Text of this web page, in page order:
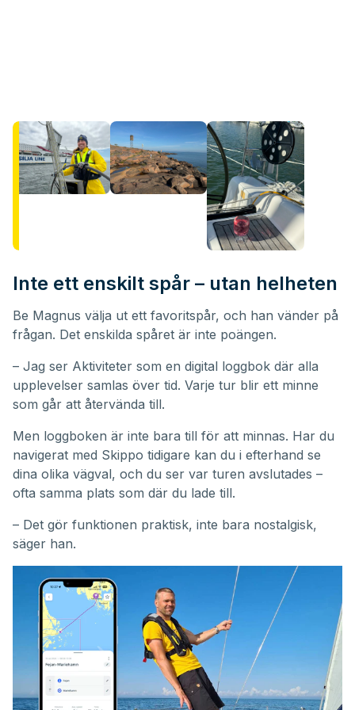
Inte ett enskilt spår – utan helheten
Be Magnus välja ut ett favoritspår, och han vänder på
frågan. Det enskilda spåret är inte poängen.
– Jag ser Aktiviteter som en digital loggbok där alla
upplevelser samlas över tid. Varje tur blir ett minne
som går att återvända till.
Men loggboken är inte bara till för att minnas. Har du
navigerat med Skippo tidigare kan du i efterhand se
dina olika vägval, och du ser var turen avslutades –
ofta samma plats som där du lade till.
– Det gör funktionen praktisk, inte bara nostalgisk,
säger han.